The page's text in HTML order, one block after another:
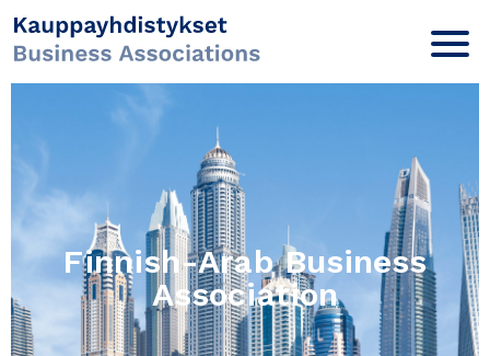
Finnish-Arab Business
Association